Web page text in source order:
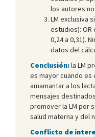
los autores
LM exclusiva
estudios): OR
0,24 a 0,31).
datos del
Conclusión:la LM
es mayor cuando es
amamantar a los
mensajes
promover la LM por
salud materna y del
Conflicto de